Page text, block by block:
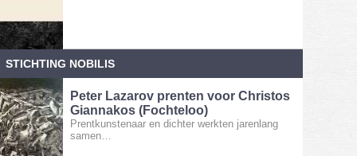
STICHTING NOBILIS
Peter Lazarov prenten voor Christos
Giannakos (Fochteloo)
Prentkunstenaar en dichter werkten jarenlang
samen…